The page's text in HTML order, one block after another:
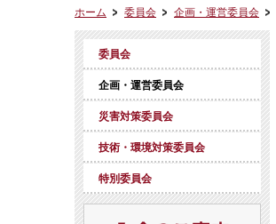
ホーム 委員会 企画・運営委員会
委員会
企画・運営委員会
災害対策委員会
技術・環境対策委員会
特別委員会